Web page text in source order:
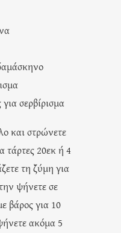
σερβίρισμα
και στρώνετε
τάρτες 20εκ ή 4
τη ζύμη για
ψήνετε σε
βάρος για 10
ακόμα 5